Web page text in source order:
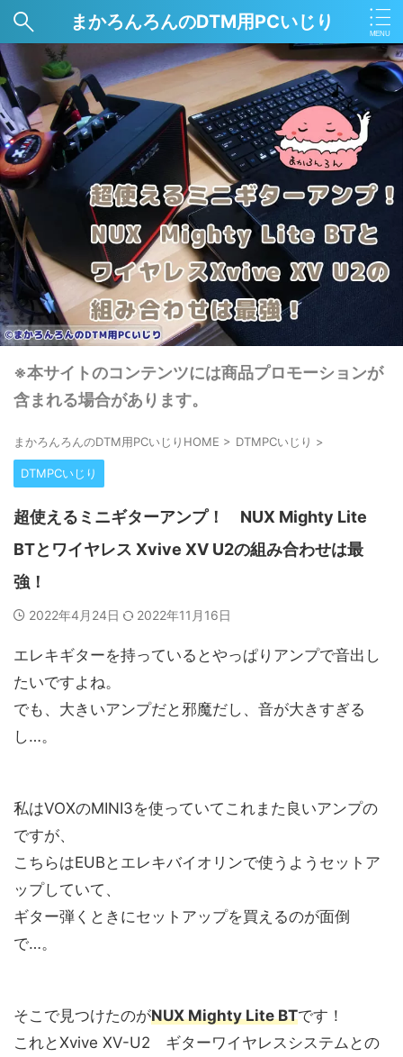
まかろんろんのDTM用PCいじり
※本サイトのコンテンツには商品プロモーションが
含まれる場合があります。
まかろんろんのDTM用PCいじりHOME > DTMPCいじり >
DTMPCいじり
超使えるミニギターアンプ！ NUX Mighty Lite
BTとワイヤレス Xvive XV U2の組み合わせは最
強！
2022年4月24日 2022年11月16日
エレキギターを持っているとやっぱりアンプで音出し
たいですよね。
でも、大きいアンプだと邪魔だし、音が大きすぎる
し…。
私はVOXのMINI3を使っていてこれまた良いアンプの
ですが、
こちらはEUBとエレキバイオリンで使うようセットア
ップしていて、
ギター弾くときにセットアップを買えるのが面倒
で…。
そこで見つけたのがNUX Mighty Lite BTです！
これとXvive XV-U2 ギターワイヤレスシステムとの